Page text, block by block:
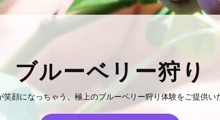
ブルーベリー狩り
笑顔になっちゃう、極上のブルーベリー狩り体験をご提供い